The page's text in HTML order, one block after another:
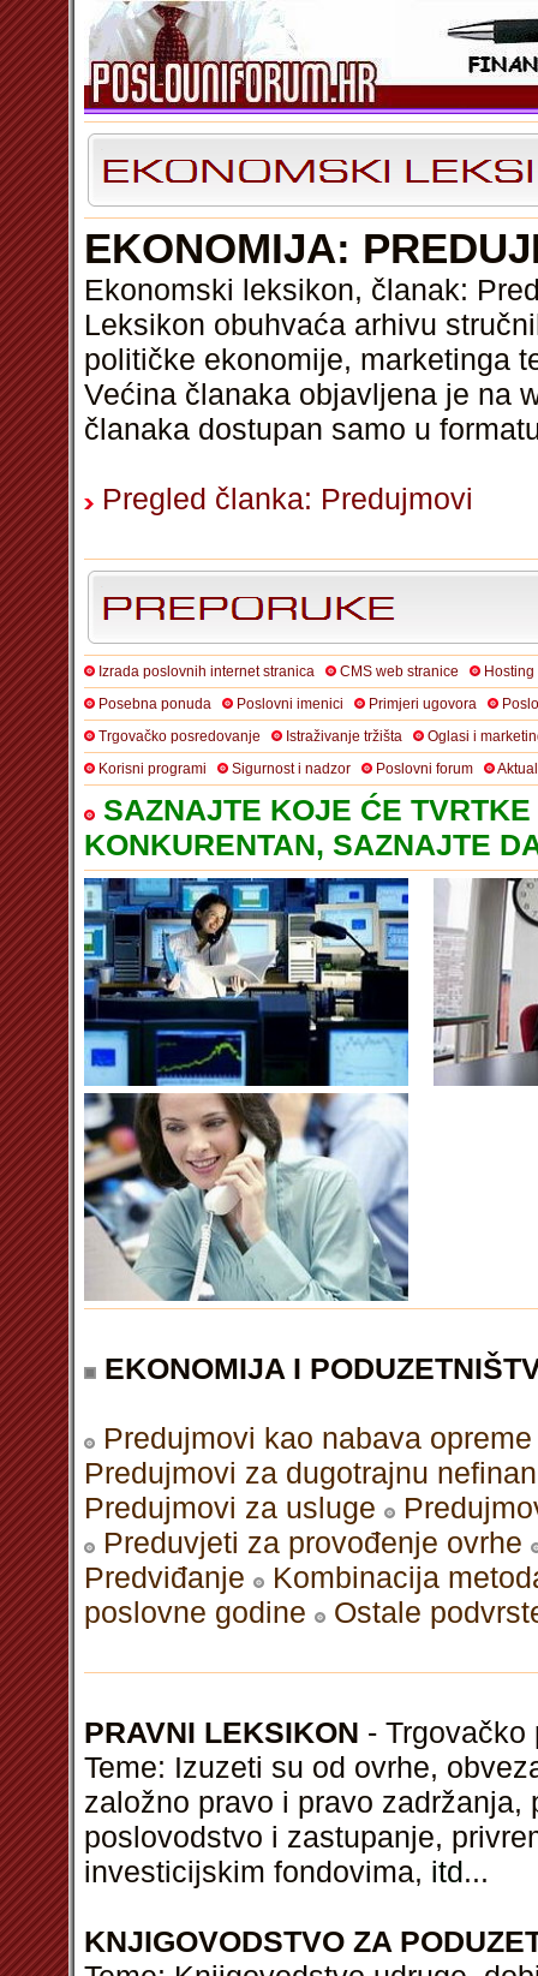
EKONOMIJA:
Ekonomski leksikon, članak:
Leksikon obuhvaća arhivu
političke ekonomije, marketinga
Većina članaka objavljena je na
članaka dostupan samo u
Pregled članka: Predujmovi
Izrada poslovnih internet stranica CMS web stranice
Posebna ponuda
Poslovni imenici Primjeri ugovora
Trgovačko posredovanje
Istraživanje tržišta
Oglasi i
Korisni programi
Sigurnost i nadzor Poslovni forum
SAZNAJTE KOJE ĆE
KONKURENTAN, SAZNAJTE
EKONOMIJA I
Predujmovi kao nabava opreme
Predujmovi za dugotrajnu
Predujmovi za usluge
Preduvjeti za provođenje ovrhe
Predviđanje
Kombinacija
poslovne godine
Ostale
PRAVNI LEKSIKON - Trgovačko
Teme: Izuzeti su od ovrhe,
založno pravo i pravo
poslovodstvo i zastupanje,
investicijskim fondovima, itd...
KNJIGOVODSTVO ZA